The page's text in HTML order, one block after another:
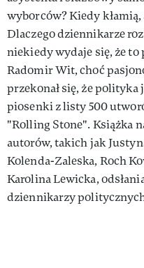
wyborców? Kiedy
Dlaczego dziennikarze
niekiedy wydaje się, że to
Radomir Wit, choć
przekonał się, że polityka
piosenki z listy 500
"Rolling Stone". Książka
autorów, takich jak
Kolenda-Zaleska, Roch
Karolina Lewicka,
dziennikarzy